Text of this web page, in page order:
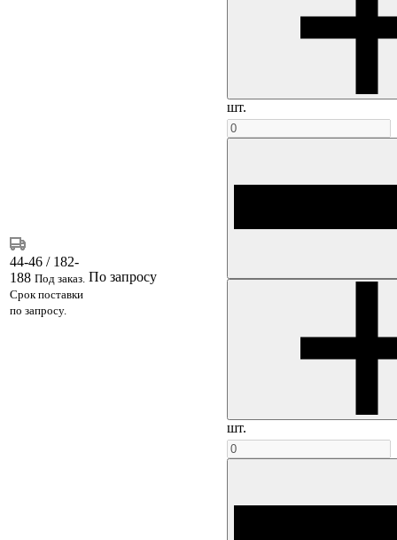
шт.
44-46 / 182-
188 Под заказ.
Срок поставки
по запросу.
По запросу
шт.